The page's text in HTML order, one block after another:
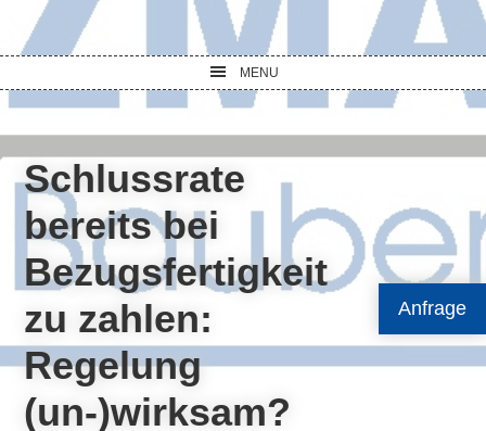
Anfrage
MENU
Schlussrate
bereits bei
Bezugsfertigkeit
zu zahlen:
Regelung
(un-)wirksam?